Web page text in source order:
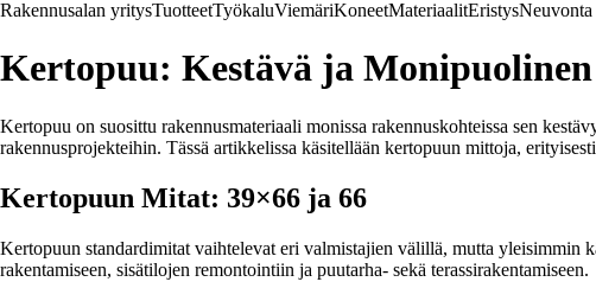
Rakennusalan yritysTuotteetTyökaluViemäriKoneetMateriaalitEristysNeuvonta
Kertopuu: Kestävä ja
Kertopuu on suosittu rakennusmateriaali monissa rakennuskohteissa sen
rakennusprojekteihin. Tässä artikkelissa käsitellään kertopuun mittoja,
Kertopuun Mitat: 39×66 ja 66
Kertopuun standardimitat vaihtelevat eri valmistajien välillä, mutta
rakentamiseen, sisätilojen remontointiin ja puutarha- sekä terassirakentamiseen.